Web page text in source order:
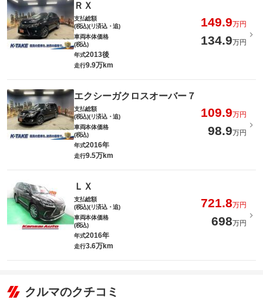
ＲＸ
支払総額
(税込)(リ済込・追)
149.9万円
車両本体価格
(税込)
134.9万円
年式2013後
走行9.9万km
エクシーガクロスオーバー７
支払総額
(税込)(リ済込・追)
109.9万円
車両本体価格
(税込)
98.9万円
年式2016年
走行9.5万km
ＬＸ
支払総額
(税込)(リ済込・追)
721.8万円
車両本体価格
(税込)
698万円
年式2016年
走行3.6万km
クルマのクチコミ